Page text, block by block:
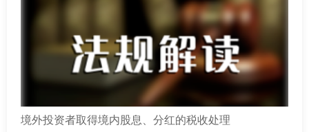
境外投资者取得境内股息、分红的税收处理